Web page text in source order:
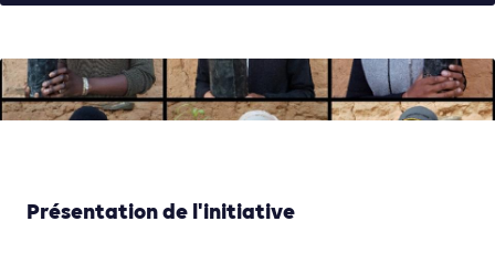
Présentation de l'initiative